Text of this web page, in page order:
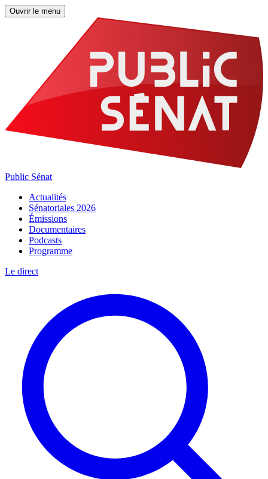
Ouvrir le menu
Public Sénat
Actualités
Sénatoriales 2026
Émissions
Documentaires
Podcasts
Programme
Le direct